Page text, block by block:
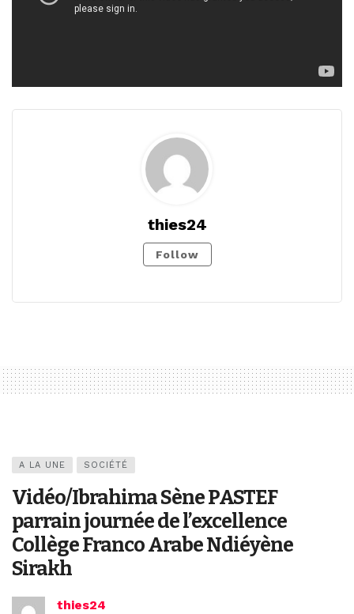
thies24
Follow
A LA UNE SOCIÉTÉ
Vidéo/Ibrahima Sène PASTEF
parrain journée de l’excellence
Collège Franco Arabe Ndiéyène
Sirakh
thies24